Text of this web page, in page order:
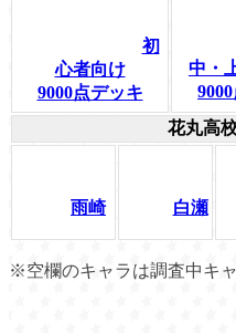
初
心者向け
9000点デッキ
中・
花丸高
雨崎 白瀬
※空欄のキャラは調査中キャ